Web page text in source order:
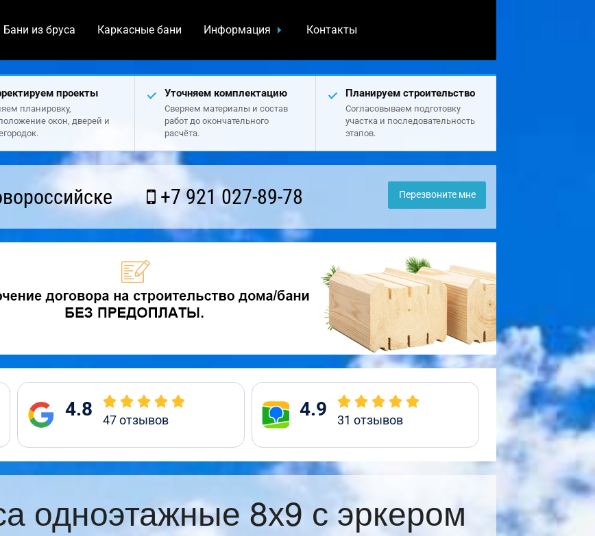
Бани из бруса Каркасные бани Информация Контакты
проекты
планировку,
окон, дверей и
Уточняем комплектацию
Сверяем материалы и состав
работ до окончательного
расчёта.
Планируем строительство
Согласовываем подготовку
участка и последовательность
этапов.
+7 921 027-89-78 Перезвоните мне
4.8 47отзывов 4.9 31 отзывов
одноэтажные 8х9 с эркером